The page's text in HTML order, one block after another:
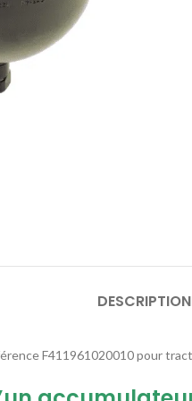
DESCRIPTION
F411961020010 pour